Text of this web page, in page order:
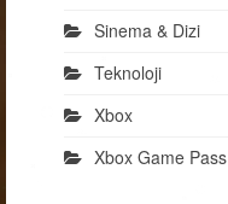
Sinema & Dizi
Teknoloji
Xbox
Xbox Game Pass